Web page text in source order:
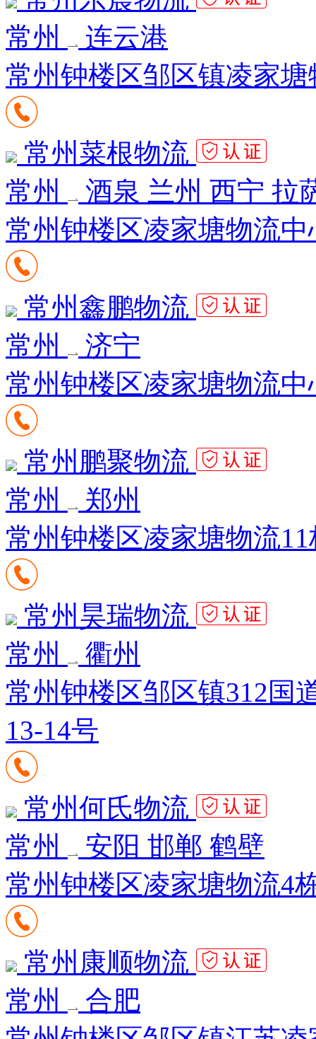
常州
连云港
常州钟楼区邹区镇凌家
常州菜根物流
常州
酒泉 兰州 西宁 拉
常州钟楼区凌家塘物流中
常州鑫鹏物流
常州
济宁
常州钟楼区凌家塘物流中
常州鹏聚物流
常州
郑州
常州钟楼区凌家塘物流11
常州昊瑞物流
常州
衢州
常州钟楼区邹区镇312国
13-14号
常州何氏物流
常州
安阳 邯郸 鹤壁
常州钟楼区凌家塘物流4
常州康顺物流
常州
合肥